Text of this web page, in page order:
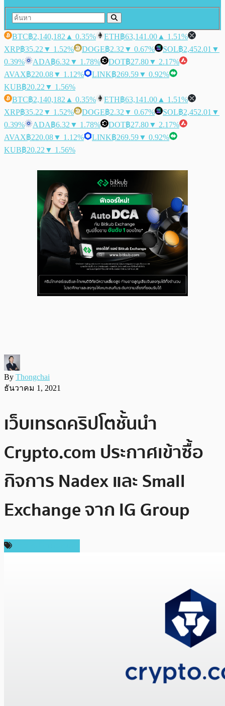
BTC฿2,140,182 ▲ 0.35% ETH฿63,141.00 ▲ 1.51%
XRP฿35.22 ▼ 1.52% DOGE฿2.32 ▼ 0.67% SOL฿2,452.01 ▼
0.39%
ADA฿6.32 ▼ 1.78% DOT฿27.80▼ 2.17%
AVAX฿220.08▼ 1.12% LINK฿269.59▼ 0.92%
KUB฿20.22 ▼ 1.56%
BTC฿2,140,182 ▲ 0.35% ETH฿63,141.00 ▲ 1.51%
XRP฿35.22 ▼ 1.52% DOGE฿2.32 ▼ 0.67% SOL฿2,452.01 ▼
0.39%
ADA฿6.32 ▼ 1.78% DOT฿27.80▼ 2.17%
AVAX฿220.08▼ 1.12% LINK฿269.59▼ 0.92%
KUB฿20.22 ▼ 1.56%
By Thongchai
ธันวาคม 1, 2021
เว็บเทรดคริปโตชั้นนำ
Crypto.com ประกาศเข้าซื้อ
กิจการ Nadex และ Small
Exchange จาก IG Group